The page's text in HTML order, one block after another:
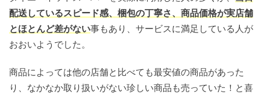
配送しているスピード感、梱包の丁寧さ、商品価格が実店舗
とほとんど差がない事もあり、サービスに満足している人が
おおいようでした。
商品によっては他の店舗と比べても最安値の商品があった
り、なかなか取り扱いがない珍しい商品も売っていた！と喜